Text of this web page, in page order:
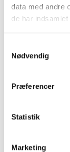
data med andre
de har
Nødvendig
Præferencer
Statistik
Marketing
CASE STUDY: